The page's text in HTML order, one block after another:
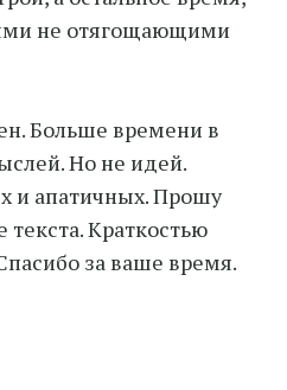
не отягощающими
Больше времени в
Но не идей.
и апатичных. Прошу
Краткостью
за ваше время.